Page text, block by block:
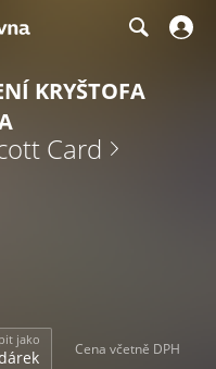
KRYŠTOFA
Card
jako
Cena včetně DPH